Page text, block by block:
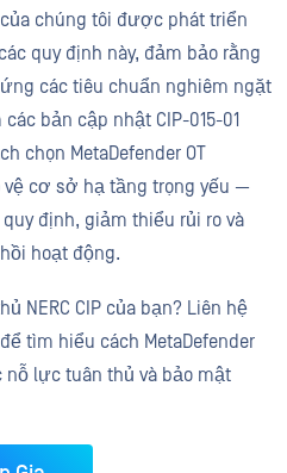
chúng tôi được phát triển
quy định này, đảm bảo rằng
các tiêu chuẩn nghiêm ngặt
các bản cập nhật CIP-015-01
chọn MetaDefender OT
vệ cơ sở hạ tầng trọng yếu —
định, giảm thiểu rủi ro và
hoạt động.
NERC CIP của bạn? Liên hệ
tìm hiểu cách MetaDefender
nỗ lực tuân thủ và bảo mật